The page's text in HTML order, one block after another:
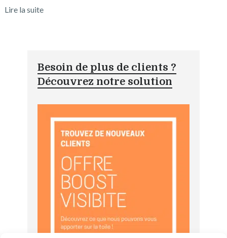
Lire la suite
Besoin de plus de clients ?
Découvrez notre solution